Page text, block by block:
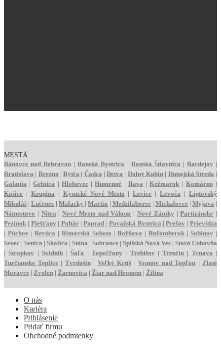
MESTÁ
Bánovce nad Bebravou |Banská Bystrica | Banská Štiavnica | Bardejov|
Bratislava | Brezno |Bytča | Čadca |Detva | Dolný Kubín | Dunajská Streda |
Galanta |Gelnica | Hlohovec|Humenné | Ilava |Kežmarok | Komárno |
Košice | Krupina | Kysucké Nové Mesto |Levice |Levoča |Liptovský
Mikuláš |Lučenec |Malacky |Martin | Medzilaborce| Michalovce| Myjava |
Námestovo | Nitra |Nové Mesto nad Váhom | Nové Zámky |Partizánske |
Pezinok | Piešťany | Poltár|Poprad |Považská Bystrica |Prešov |Prievidza
| Púchov|Revúca | Rimavská Sobota |Rožňava | Ružomberok|Sabinov |
Senec | Senica | Skalica | Snina | Sobrance | Spišská Nová Ves | Stará Ľubovňa
|Stropkov | Svidník|Šaľa |Topoľčany | Trebišov|Trenčín | Trnava |
Turčianske Teplice| Tvrdošín| Veľký Krtíš | Vranov nad Topľou | Zlaté
Moravce | Zvolen | Žarnovica | Žiar nad Hronom | Žilina
O nás
Kariéra
Prihlásenie
Pridať firmu
Obchodné podmienky